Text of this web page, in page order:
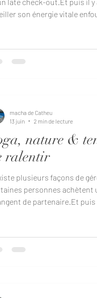
son énergie vitale
Activation Training avec
intense pour
nature &
ralentir
plusieurs façons de
personnes achètent
de partenaire.Et
légère fatigue
l’option la plus
macha de Catheu
13 juin
2 min de lecture